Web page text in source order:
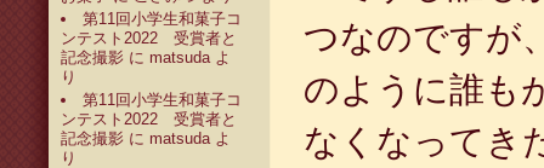
第11回小学生和菓子コ
ンテスト2022 受賞者と
記念撮影 に matsudaよ
り
第11回小学生和菓子コ
ンテスト2022 受賞者と
記念撮影 に matsudaよ
り
つなのですが
のように誰も
なくなってき